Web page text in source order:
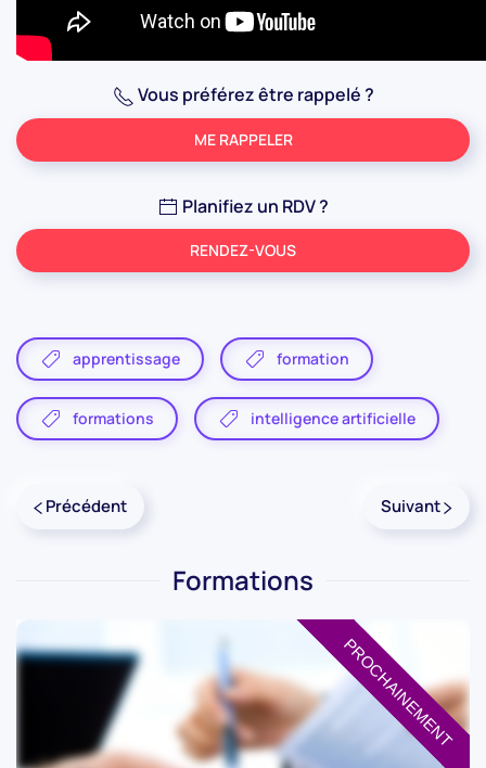
Vous préférez être rappelé ?
ME RAPPELER
Planifiez un RDV ?
RENDEZ-VOUS
apprentissage formation
formations intelligence artificielle
Précédent Suivant
Formations
PROCHAINEMENT
PROCHAINEMENT